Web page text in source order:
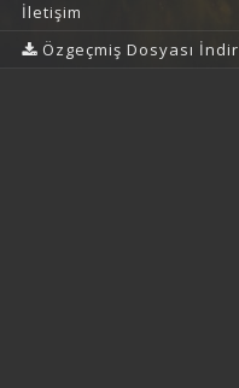
İletişim
Özgeçmiş Dosyası İndir